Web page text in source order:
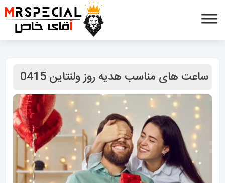
ساعت های مناسب هدیه روز ولنتاین 0415